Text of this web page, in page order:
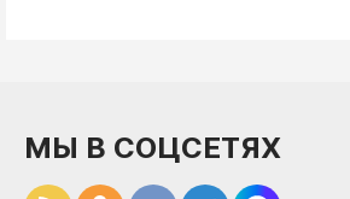
МЫ В СОЦСЕТЯХ